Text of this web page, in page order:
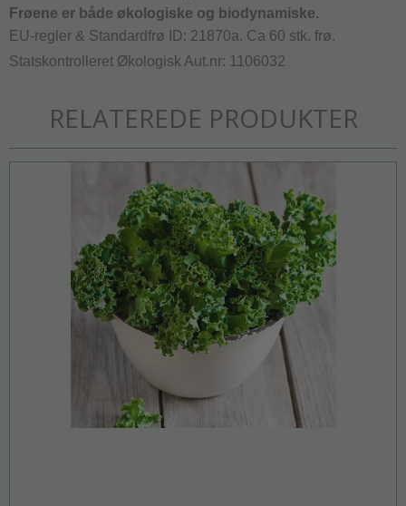
Frøene er både økologiske og biodynamiske.
EU-regler & Standardfrø ID: 21870a. Ca 60 stk. frø.
Statskontrolleret Økologisk Aut.nr: 1106032
RELATEREDE PRODUKTER